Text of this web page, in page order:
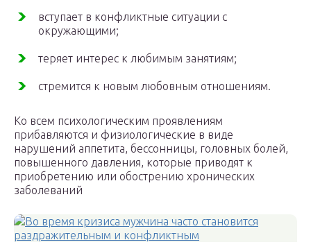
вступает в конфликтные ситуации с
окружающими;
теряет интерес к любимым занятиям;
стремится к новым любовным отношениям.
Ко всем психологическим проявлениям
прибавляются и физиологические в виде
нарушений аппетита, бессонницы, головных болей,
повышенного давления, которые приводят к
приобретению или обострению хронических
заболеваний